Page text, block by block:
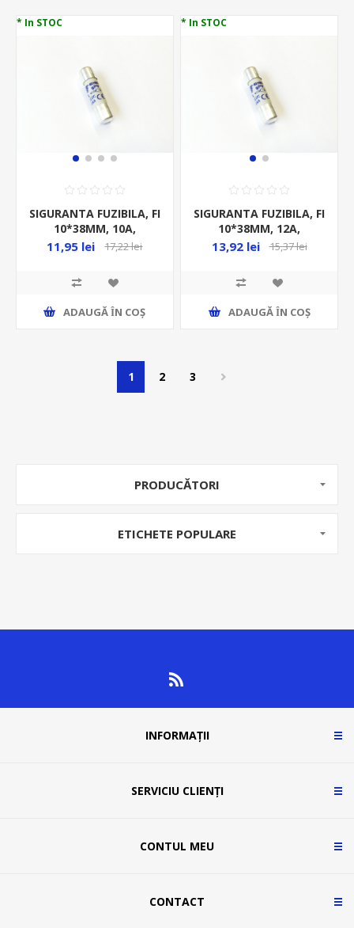
* In STOC
SIGURANTA FUZIBILA, FI
10*38MM, 10A,
1000VDC, GPV, ST-10PV
11,95 lei 17,22 lei
ADAUGĂ ȊN COŞ
* In STOC
SIGURANTA FUZIBILA, FI
10*38MM, 12A,
1000VDC, GPV, ST-10PV
13,92 lei 15,37 lei
ADAUGĂ ȊN COŞ
1 2 3
PRODUCĂTORI
ETICHETE POPULARE
INFORMAȚII
SERVICIU CLIENȚI
CONTUL MEU
CONTACT